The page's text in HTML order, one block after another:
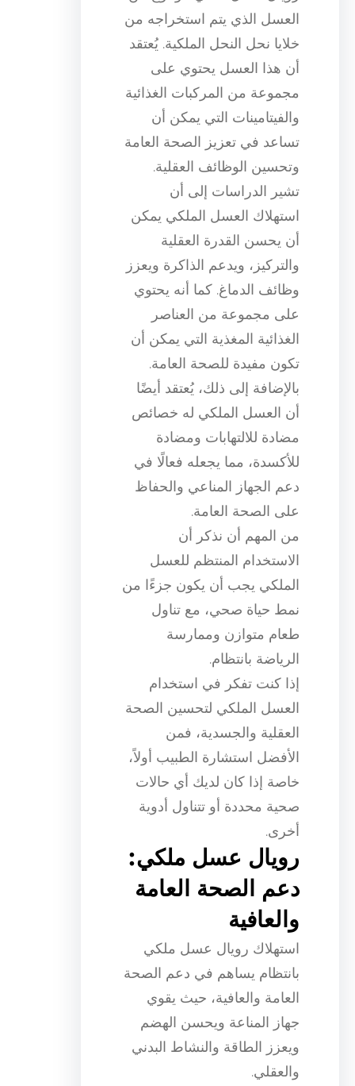
العسل الذي يتم استخراجه من
خلايا نحل النحل الملكية. يُعتقد
أن هذا العسل يحتوي على
مجموعة من المركبات الغذائية
والفيتامينات التي يمكن أن
تساعد في تعزيز الصحة العامة
وتحسين الوظائف العقلية.
تشير الدراسات إلى أن
استهلاك العسل الملكي يمكن
أن يحسن القدرة العقلية
والتركيز، ويدعم الذاكرة ويعزز
وظائف الدماغ. كما أنه يحتوي
على مجموعة من العناصر
الغذائية المغذية التي يمكن أن
تكون مفيدة للصحة العامة.
بالإضافة إلى ذلك، يُعتقد أيضًا
أن العسل الملكي له خصائص
مضادة للالتهابات ومضادة
للأكسدة، مما يجعله فعالًا في
دعم الجهاز المناعي والحفاظ
على الصحة العامة.
من المهم أن نذكر أن
الاستخدام المنتظم للعسل
الملكي يجب أن يكون جزءًا من
نمط حياة صحي، مع تناول
طعام متوازن وممارسة
الرياضة بانتظام.
إذا كنت تفكر في استخدام
العسل الملكي لتحسين الصحة
العقلية والجسدية، فمن
الأفضل استشارة الطبيب أولاً،
خاصة إذا كان لديك أي حالات
صحية محددة أو تتناول أدوية
أخرى.
رويال عسل ملكي:
دعم الصحة العامة
والعافية
استهلاك رويال عسل ملكي
بانتظام يساهم في دعم الصحة
العامة والعافية، حيث يقوي
جهاز المناعة ويحسن الهضم
ويعزز الطاقة والنشاط البدني
والعقلي.